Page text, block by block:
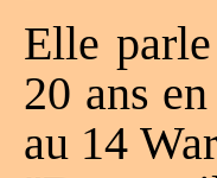
Elle
20 ans
au 14